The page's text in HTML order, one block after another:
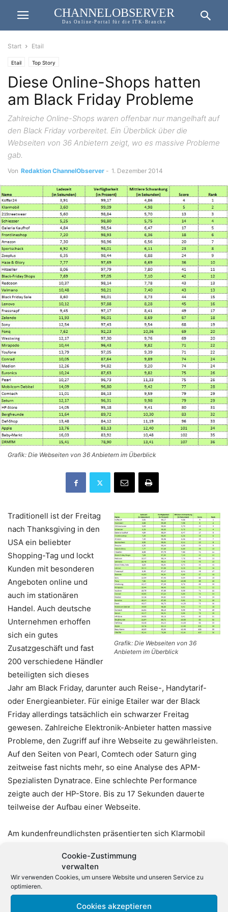
Cookie-Zustimmung
verwalten
Wir verwenden Cookies, um unsere Website und unseren Service zu
optimieren.
Cookies akzeptieren
CHANNELOBSERVER
Das Online-Portal für die ITK-Branche
Start Etail
Etail Top Story
Diese Online-Shops hatten
am Black Friday Probleme
Zahlreiche Online-Shops waren offenbar nur mangelhaft auf
den Black Friday vorbereitet. Ein Überblick über die
Webseiten von 36 Anbietern zeigt, wo es massive Probleme
gab.
Von Redaktion ChannelObserver - 1. Dezember 2014
Grafik: Die Webseiten von 36 Anbietern im Überblick
Grafik: Die Webseiten von 36
Anbietern im Überblick
Traditionell ist der Freitag
nach Thanksgiving in den
USA ein beliebter
Shopping-Tag und lockt
Kunden mit besonderen
Angeboten online und
auch im stationären
Handel. Auch deutsche
Unternehmen erhoffen
sich ein gutes
Zusatzgeschäft und fast
200 verschiedene Händler
beteiligten sich dieses
Jahr am Black Friday, darunter auch Reise-, Handytarif-
oder Energieanbieter. Für einige Etailer war der Black
Friday allerdings tatsächlich ein schwarzer Freitag
gewesen. Zahlreiche Elektronik-Anbieter hatten massive
Probleme, den Zugriff auf ihre Webseite zu gewährleisten.
Auf den Seiten von Pearl, Comtech oder Saturn ging
zeitweise fast nichts mehr, so eine Analyse des APM-
Spezialisten Dynatrace. Eine schlechte Performance
zeigte auch der HP-Store. Bis zu 17 Sekunden dauerte
teilweise der Aufbau einer Webseite.
Am kundenfreundlichsten präsentierten sich Klarmobil
zwischen 3,6 und 3,9 Sekunden, bei rund 99prozentiger
Verfügbarkeit. Abgesehen von einigen kleinen Ausreißern
lieferte der Unterwäsche-Hersteller Schiesser mit rund 5
Sekunden ebenfalls eine vertretbare Performance. Viel